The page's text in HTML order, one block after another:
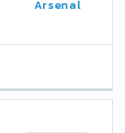
Arsenal